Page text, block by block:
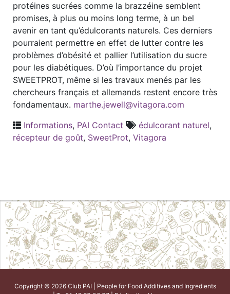
protéines sucrées comme la brazzéine semblent
promises, à plus ou moins long terme, à un bel
avenir en tant qu’édulcorants naturels. Ces derniers
pourraient permettre en effet de lutter contre les
problèmes d’obésité et pallier l’utilisation du sucre
pour les diabétiques. D’où l’importance du projet
SWEETPROT, même si les travaux menés par les
chercheurs français et allemands restent encore très
fondamentaux. marthe.jewell@vitagora.com
Informations, PAI Contact édulcorant naturel,
récepteur de goût, SweetProt, Vitagora
Copyright © 2026 Club PAI | People for Food Additives and Ingredients